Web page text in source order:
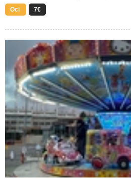
Oci 7€